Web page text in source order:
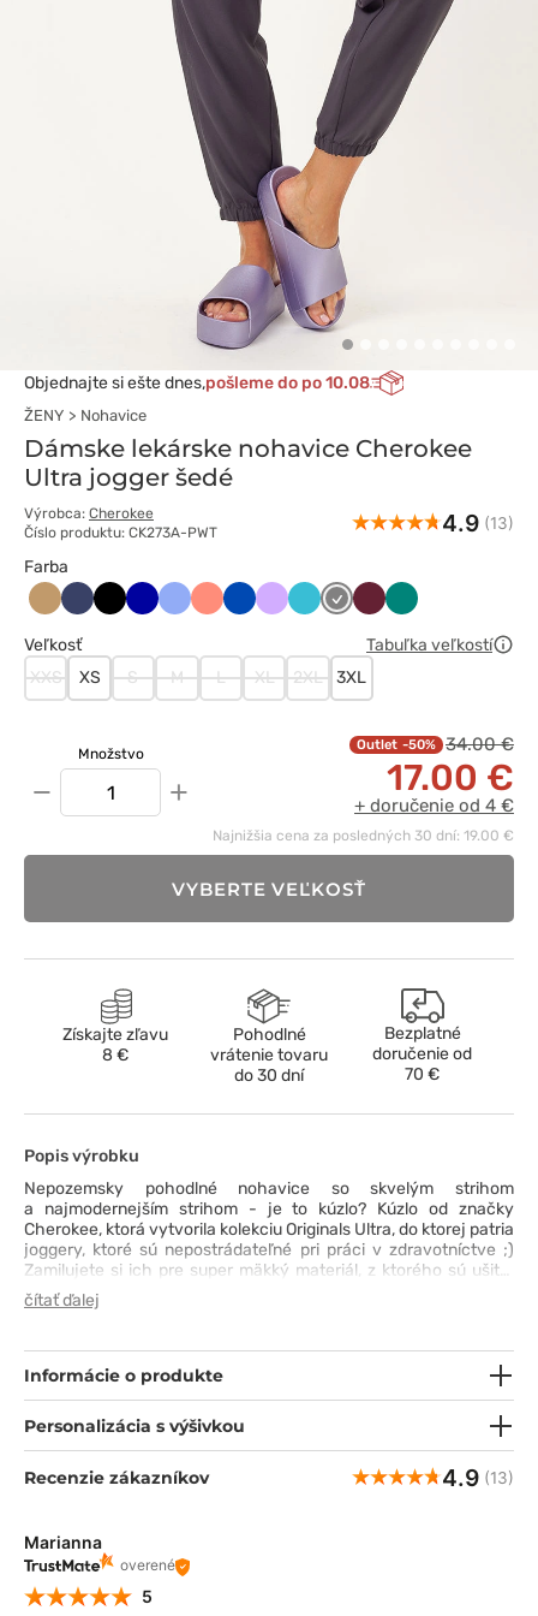
Objednajte si ešte dnes,pošleme do po 10.08
ŽENY Nohavice
Dámske lekárske nohavice Cherokee
Ultra jogger šedé
Výrobca: Cherokee
Číslo produktu: CK273A-PWT
4.9 (13)
Farba
BeżowyCiemnyCzarnyGranatowy
Klasyczny
KoralowyKrólewskiLawendowy
Morski
Szary Wiśniowy
Zielony
Veľkosť
Tabuľka veľkostí
XXS
XS S M L XL 2XL 3XL
Množstvo
− +
-50% 34.00 €
17.00 €
+ doručenie od 4 €
Najnižšia cena za posledných 30 dní: 19.00 €
VYBERTE VEĽKOSŤ
Získajte zľavu
8 €
Pohodlné
vrátenie tovaru
do 30 dní
Bezplatné
doručenie od
70 €
Popis výrobku
Nepozemsky pohodlné nohavice so skvelým strihom
a najmodernejším strihom - je to kúzlo? Kúzlo od značky
Cherokee, ktorá vytvorila kolekciu Originals Ultra, do ktorej patria
joggery, ktoré sú nepostrádateľné pri práci v zdravotníctve ;)
Zamilujete si ich pre super mäkký materiál, z ktorého sú ušité.
Navyše je priedušná, odolná voči vyblednutiu, zrážaniu
a pokrčeniu, rýchlo odvádza vlhkosť a technológia PROTX2® ju
nohavice, ale sú mimoriadne elastické, takže neobmedzujú v
pohybe. Oceníte aj stredný strih a široký, mäkký elastický pás s
čítať ďalej
Informácie o produkte
Personalizácia s výšivkou
Recenzie zákazníkov 4.9 (13)
Marianna
overené
5